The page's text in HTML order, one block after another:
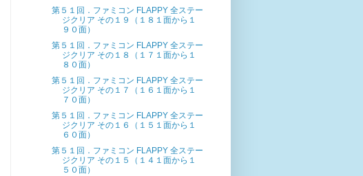
第５１回．ファミコン FLAPPY 全ステー
ジクリア その１９（１８１面から１
９０面）
第５１回．ファミコン FLAPPY 全ステー
ジクリア その１８（１７１面から１
８０面）
第５１回．ファミコン FLAPPY 全ステー
ジクリア その１７（１６１面から１
７０面）
第５１回．ファミコン FLAPPY 全ステー
ジクリア その１６（１５１面から１
６０面）
第５１回．ファミコン FLAPPY 全ステー
ジクリア その１５（１４１面から１
５０面）